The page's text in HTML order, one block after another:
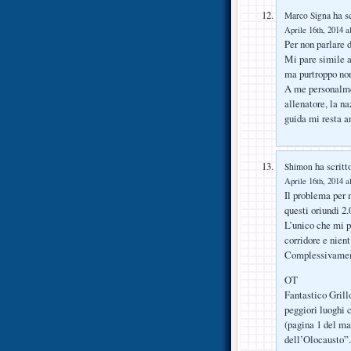
Marco Signa ha
Aprile 16th, 2014
Per non parlare
Mi pare simile
ma purtroppo
A me
allenatore, la
guida mi resta
Shimon ha
Aprile 16th, 2014
Il problema per
questi oriundi
L’unico che mi
corridore e
OT
Fantastico
peggiori luoghi
(pagina 1 del
dell’Olocausto”.